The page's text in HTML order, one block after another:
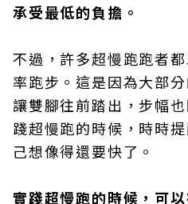
承受最低的負擔。
不過，許多超慢跑跑者
率跑步。這是因為大部
讓雙腳往前踏出，步幅
踐超慢跑的時候，時時
己想像得還要快了。
實踐超慢跑的時候，可